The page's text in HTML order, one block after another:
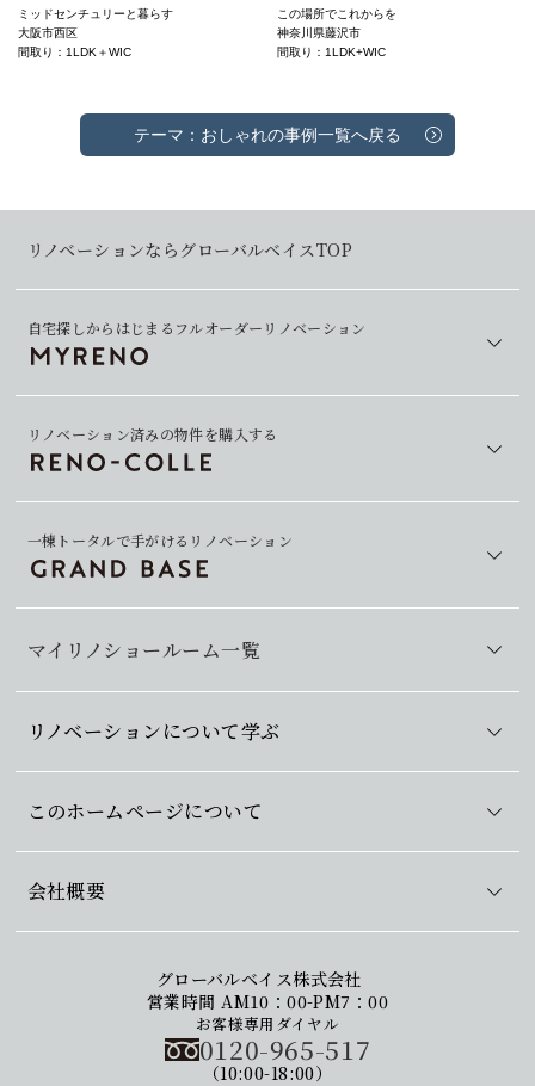
ミッドセンチュリーと暮らす
大阪市西区
間取り：1LDK＋WIC
この場所でこれからを
神奈川県藤沢市
間取り：1LDK+WIC
テーマ：おしゃれの事例一覧へ戻る
リノベーションならグローバルベイスTOP
自宅探しからはじまるフルオーダーリノベーション
マイリノショールーム一覧
リノベーション済みの物件を購入する
一棟トータルで手がけるリノベーション
リノベーションについて学ぶ
このホームページについて
会社概要
グローバルベイス株式会社
営業時間 AM10：00-PM7：00
お客様専用ダイヤル
0120-965-517
（10:00-18:00）